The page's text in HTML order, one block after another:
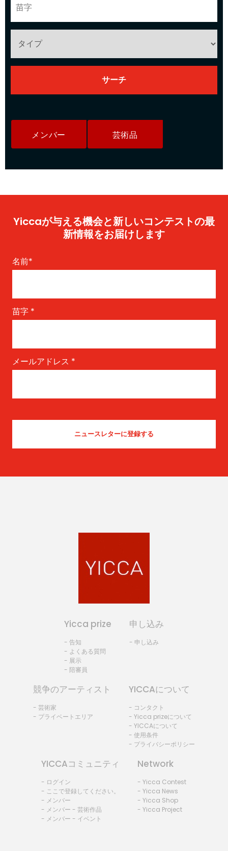
メンバー 芸術品
Yiccaが与える機会と新しいコンテストの最
新情報をお届けします
名前*
苗字 *
メールアドレス *
Yicca prize
- 告知
- よくある質問
- 展示
- 陪審員
申し込み
- 申し込み
競争のアーティスト
- 芸術家
- プライベートエリア
YICCAについて
- コンタクト
- Yicca prizeについて
- YICCAについて
- 使用条件
- プライバシーポリシー
YICCAコミュニティ
- ログイン
- ここで登録してください。
- メンバー
- メンバー - 芸術作品
- メンバー - イベント
Network
- Yicca Contest
- Yicca News
- Yicca Shop
- Yicca Project